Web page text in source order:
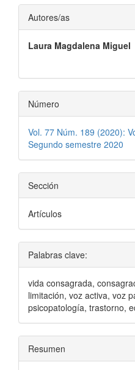
Contenido
principal
del
artículo
Autores/as
Laura Magdalena Miguel
Número
Vol. 77 Núm. 189 (2020):
Segundo semestre 2020
Sección
Artículos
Palabras clave:
vida consagrada,
limitación, voz activa, voz
psicopatología, trastorno,
Resumen